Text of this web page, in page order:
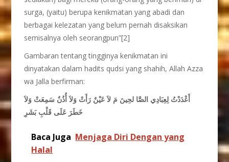
surga, (yaitu) berupa kenikmatan yang abadi dan
berbagai kelezatan yang belum pernah disaksikan
semisalnya oleh seorangpun”[2]
Gambaran tentang tingginya kenikmatan ini
dinyatakan dalam hadits qudsi yang shahih, Allah Azza
wa Jalla berfirman:
أَعْدَدْتُ لِعِبَادِي الصَّا لحِينَ مَ لاَ عَيْنٌ رَأَتْ وَلاَ أُذُنٌ سَمِعَتْ وَلاَ
خَطَرَ عَلَى قَلْبِ بَشَرِ
Baca Juga Menjaga Diri Dengan yang
Halal